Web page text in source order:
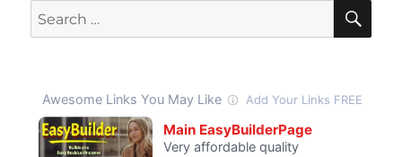
Terminal
Linux
Search
for: